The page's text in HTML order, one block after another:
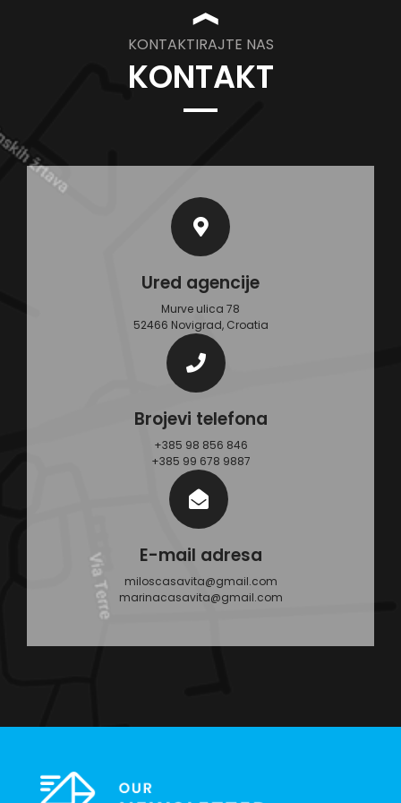
❱
KONTAKTIRAJTE NAS
KONTAKT
Ured agencije
Murve ulica 78
52466 Novigrad, Croatia
Brojevi telefona
+385 98 856 846
+385 99 678 9887
E-mail adresa
miloscasavita@gmail.com
marinacasavita@gmail.com